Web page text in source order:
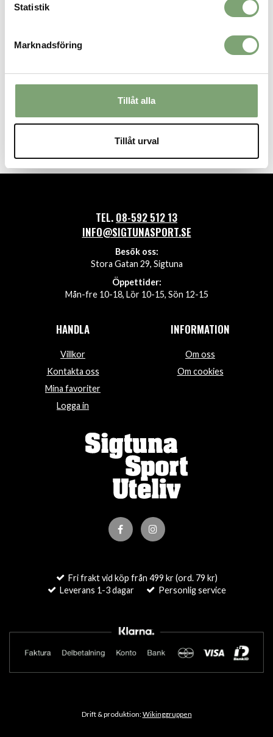
Statistik
Marknadsföring
Tillåt alla
Tillåt urval
399 KR
TEL. 08-592 512 13
INFO@SIGTUNASPORT.SE
Besök oss:
Stora Gatan 29, Sigtuna
Öppettider:
Mån-fre 10-18, Lör 10-15, Sön 12-15
HANDLA
Villkor
Kontakta oss
Mina favoriter
Logga in
INFORMATION
Om oss
Om cookies
Fri frakt vid köp från 499 kr (ord. 79 kr)
Leverans 1-3 dagar
Personlig service
Drift & produktion: Wikinggruppen